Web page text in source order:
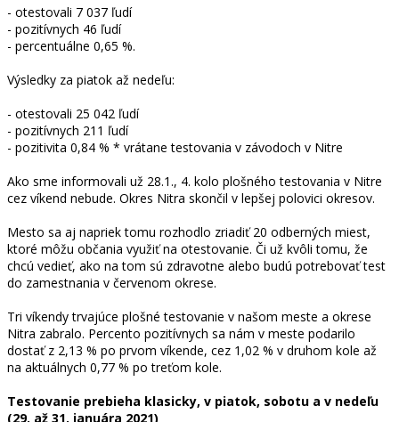
- otestovali 7 037 ľudí
- pozitívnych 46 ľudí
- percentuálne 0,65 %.
Výsledky za piatok až nedeľu:
- otestovali 25 042 ľudí
- pozitívnych 211 ľudí
- pozitivita 0,84 % * vrátane testovania v závodoch v Nitre
Ako sme informovali už 28.1., 4. kolo plošného testovania v Nitre
cez víkend nebude. Okres Nitra skončil v lepšej polovici okresov.
Mesto sa aj napriek tomu rozhodlo zriadiť 20 odberných miest,
ktoré môžu občania využiť na otestovanie. Či už kvôli tomu, že
chcú vedieť, ako na tom sú zdravotne alebo budú potrebovať test
do zamestnania v červenom okrese.
Tri víkendy trvajúce plošné testovanie v našom meste a okrese
Nitra zabralo. Percento pozitívnych sa nám v meste podarilo
dostať z 2,13 % po prvom víkende, cez 1,02 % v druhom kole až
na aktuálnych 0,77 % po treťom kole.
Testovanie prebieha klasicky, v piatok, sobotu a v nedeľu
(29. až 31. januára 2021)